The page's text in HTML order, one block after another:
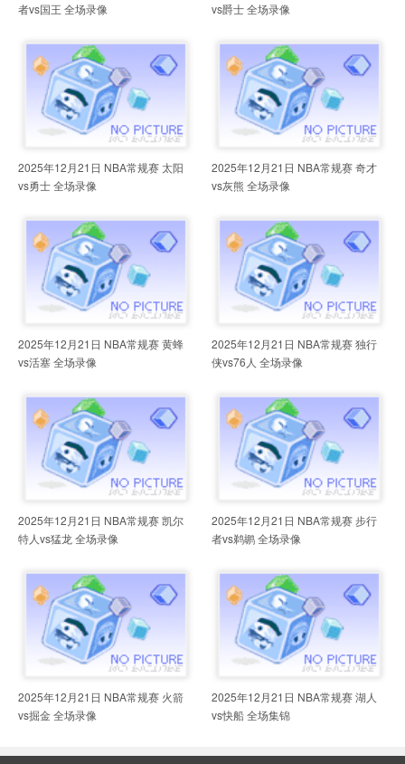
者vs国王 全场录像
vs爵士 全场录像
2025年12月21日 NBA常规赛 太阳
vs勇士 全场录像
2025年12月21日 NBA常规赛 奇才
vs灰熊 全场录像
2025年12月21日 NBA常规赛 黄蜂
vs活塞 全场录像
2025年12月21日 NBA常规赛 独行
侠vs76人 全场录像
2025年12月21日 NBA常规赛 凯尔
特人vs猛龙 全场录像
2025年12月21日 NBA常规赛 步行
者vs鹈鹕 全场录像
2025年12月21日 NBA常规赛 火箭
vs掘金 全场录像
2025年12月21日 NBA常规赛 湖人
vs快船 全场集锦